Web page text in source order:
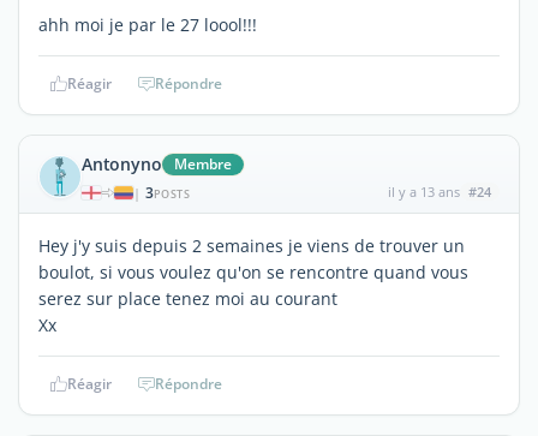
ahh moi je par le 27 loool!!!
Réagir Répondre
Antonyno Membre
| 3POSTS il y a 13 ans #24
Hey j'y suis depuis 2 semaines je viens de trouver un
boulot, si vous voulez qu'on se rencontre quand vous
serez sur place tenez moi au courant
Xx
Réagir Répondre